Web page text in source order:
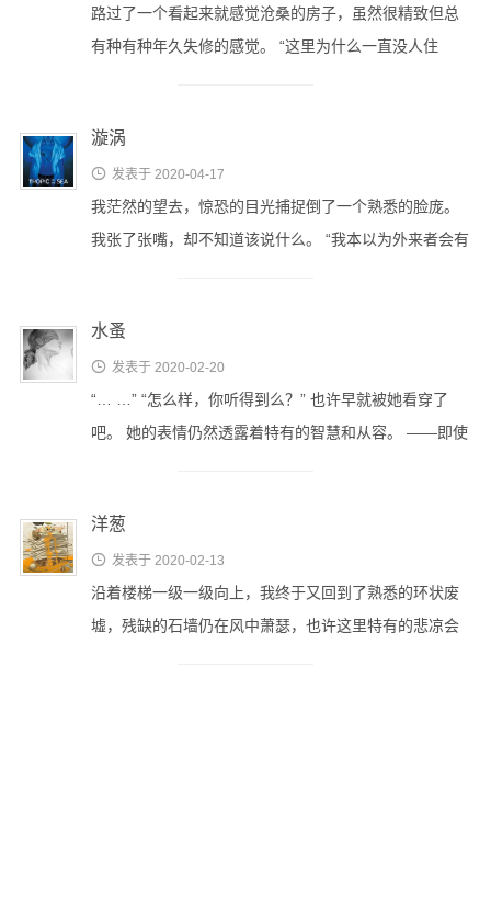
路过了一个看起来就感觉沧桑的房子，虽然很精致但总
有种有种年久失修的感觉。 “这里为什么一直没人住
漩涡
 发表于 2020-04-17
我茫然的望去，惊恐的目光捕捉倒了一个熟悉的脸庞。
我张了张嘴，却不知道该说什么。 “我本以为外来者会有
水蚤
 发表于 2020-02-20
“… …” “怎么样，你听得到么？” 也许早就被她看穿了
吧。 她的表情仍然透露着特有的智慧和从容。 ——即使
洋葱
 发表于 2020-02-13
沿着楼梯一级一级向上，我终于又回到了熟悉的环状废
墟，残缺的石墙仍在风中萧瑟，也许这里特有的悲凉会